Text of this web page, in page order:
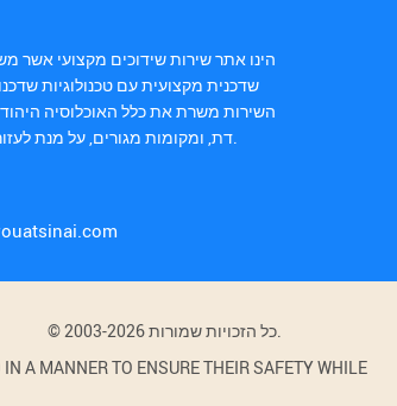
הינו אתר שירות שידוכים מקצועי אשר
שדכנית מקצועית עם טכנולוגיות
השירות משרת את כלל האוכלוסיה
דת, ומקומות מגורים, על מנת לעזור להם למצוא את זיווגם.
© 2003-2026 כל הזכויות שמורות.
A MANNER TO ENSURE THEIR SAFETY WHILE